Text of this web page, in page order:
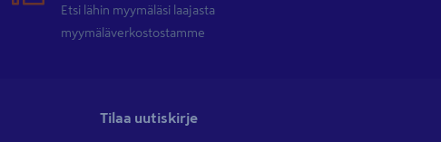
Etsi lähin myymäläsi laajasta
myymäläverkostostamme
Tilaa uutiskirje